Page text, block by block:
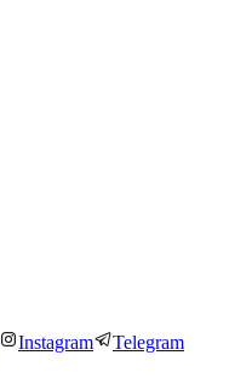
Instagram Telegram